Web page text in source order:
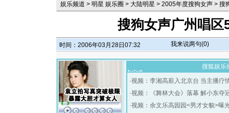
娱乐频道 > 明星 娱乐圈 > 大陆明星 > 2005年度搜狗女声 > 搜
搜狗女声广州唱区
时间：2006年03月28日07:32 我来说两句(0)
搜狐娱乐
·视频：李湘高薪入北京台 当主播疗
·视频：《舞林大会》落幕 解小东夺
·视频：余文乐高园园<男才女貌>曝